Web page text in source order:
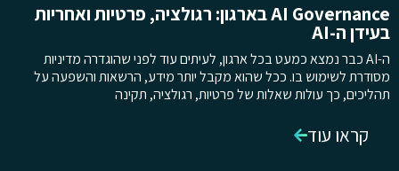
AI Governance בארגון: רגולציה, פרטיות ואחריות
בעידן ה-AI
ה-AI כבר נמצא כמעט בכל ארגון, לעיתים עוד לפני שהוגדרה מדיניות
מסודרת לשימוש בו. ככל שהוא מקבל יותר מידע, הרשאות והשפעה על
תהליכים, כך עולות שאלות של פרטיות, רגולציה, תקינה
קראו עוד